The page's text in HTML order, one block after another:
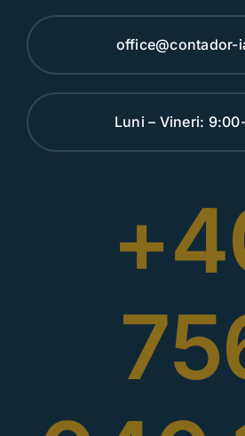
office@contador-
Luni – Vineri: